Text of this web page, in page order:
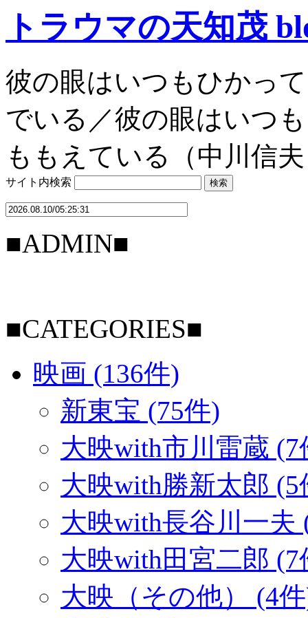
トラウマの天知茂
彼の眼はいつもひかっ
でいる／彼の眼はいつ
ももえている（中川信
サイト内検索
■ADMIN■
■CATEGORIES■
映画 (136件)
新東宝 (75件)
大映with市川雷蔵 (7
大映with勝新太郎 (5
大映with長谷川一夫
大映with田宮二郎 (7
大映（その他） (4